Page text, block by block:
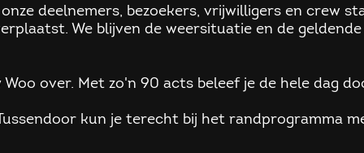
deelnemers, bezoekers, vrijwilligers en
We blijven de weersituatie en de
over. Met zo'n 90 acts beleef je de hele
kun je terecht bij het randprogramma